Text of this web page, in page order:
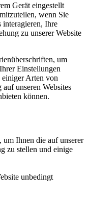
Gerät eingestellt
wenn Sie
interagieren, Ihre
zu unserer Website
um
Einstellungen
einiger Arten von
unseren Websites
können.
Ihnen die auf unserer
zu stellen und einige
unbedingt